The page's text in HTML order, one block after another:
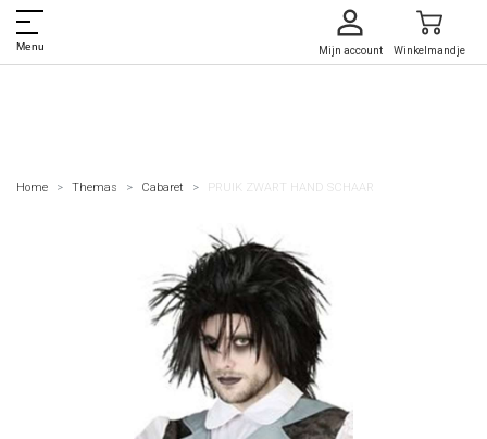
Menu Mijn account Winkelmandje
Home Themas Cabaret PRUIK ZWART HAND SCHAAR